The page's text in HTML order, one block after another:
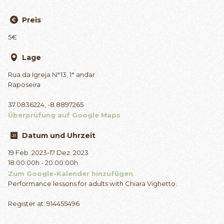
Preis
5€
Lage
Rua da Igreja N°13, 1° andar
Raposeira
37.0836224, -8.8897265
Überprüfung auf Google Maps
Datum und Uhrzeit
19 Feb. 2023-17 Dez. 2023
18:00:00h - 20:00:00h
Zum Google-Kalender hinzufügen
Performance lessons for adults with Chiara Vighetto.
Register at: 914455496